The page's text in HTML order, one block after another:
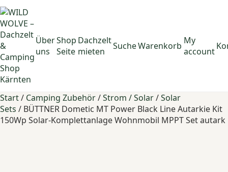
Über
uns
Shop
Seite
Dachzelt
mieten
SucheWarenkorb My
account
Start/ Camping Zubehör/Strom / Solar/Solar
Sets / BÜTTNER Dometic MT Power Black Line Autarkie Kit
150Wp Solar-Komplettanlage Wohnmobil MPPT Set autark